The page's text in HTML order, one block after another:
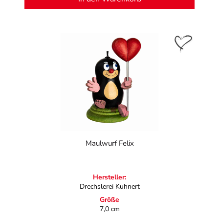
Maulwurf Felix
Hersteller:
Drechslerei Kuhnert
Größe
7,0 cm